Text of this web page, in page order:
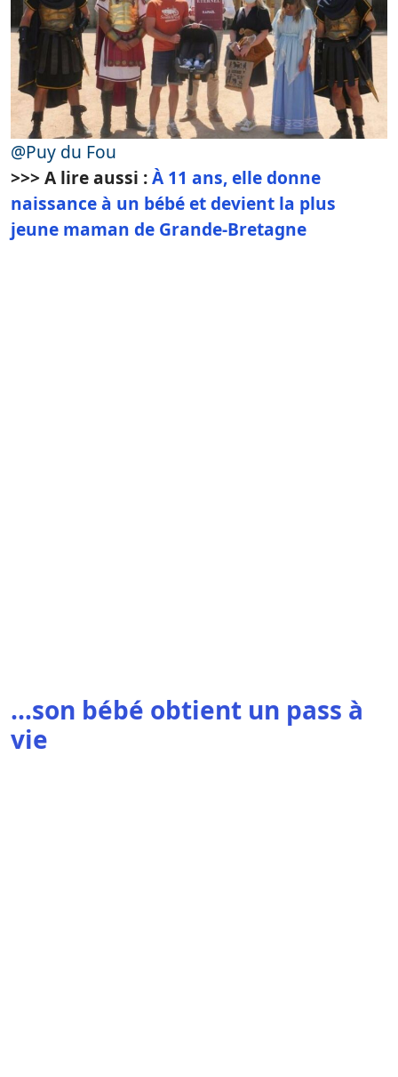
@Puy du Fou
>>> A lire aussi :À 11 ans, elle donne
naissance à un bébé et devient la plus
jeune maman de Grande-Bretagne
…son bébé obtient un pass à
vie